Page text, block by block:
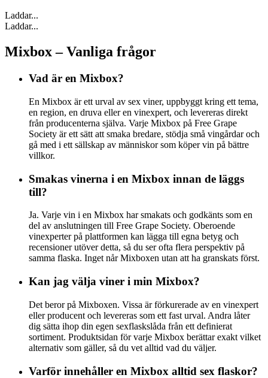
Laddar...
Laddar...
Mixbox – Vanliga frågor
Vad är en Mixbox?
En Mixbox är ett urval av sex viner, uppbyggt kring ett tema,
en region, en druva eller en vinexpert, och levereras direkt
från producenterna själva. Varje Mixbox på Free Grape
Society är ett sätt att smaka bredare, stödja små vingårdar och
gå med i ett sällskap av människor som köper vin på bättre
villkor.
Smakas vinerna i en Mixbox innan de läggs
till?
Ja. Varje vin i en Mixbox har smakats och godkänts som en
del av anslutningen till Free Grape Society. Oberoende
vinexperter på plattformen kan lägga till egna betyg och
recensioner utöver detta, så du ser ofta flera perspektiv på
samma flaska. Inget når Mixboxen utan att ha granskats först.
Kan jag välja viner i min Mixbox?
Det beror på Mixboxen. Vissa är förkurerade av en vinexpert
eller producent och levereras som ett fast urval. Andra låter
dig sätta ihop din egen sexflaskslåda från ett definierat
sortiment. Produktsidan för varje Mixbox berättar exakt vilket
alternativ som gäller, så du vet alltid vad du väljer.
Varför innehåller en Mixbox alltid sex flaskor?